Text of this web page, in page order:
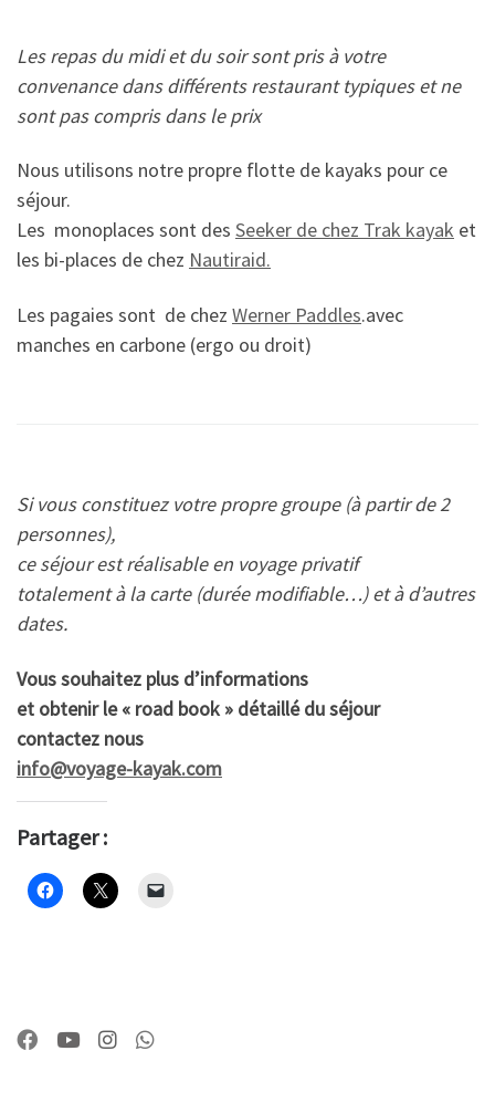
Les repas du midi et du soir sont pris à votre
convenance dans différents restaurant typiques et ne
sont pas compris dans le prix
Nous utilisons notre propre flotte de kayaks pour ce
séjour.
Les monoplaces sont des Seeker de chez Trak kayak et
les bi-places de chez Nautiraid.
Les pagaies sont de chez Werner Paddles.avec
manches en carbone (ergo ou droit)
Si vous constituez votre propre groupe (à partir de 2
personnes),
ce séjour est réalisable en voyage privatif
totalement à la carte (durée modifiable…) et à d’autres
dates.
Vous souhaitez plus d’informations
et obtenir le « road book » détaillé du séjour
contactez nous
info@voyage-kayak.com
Partager :